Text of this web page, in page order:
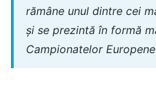
rămâne unul dintre cei
și se prezintă în formă
Campionatelor